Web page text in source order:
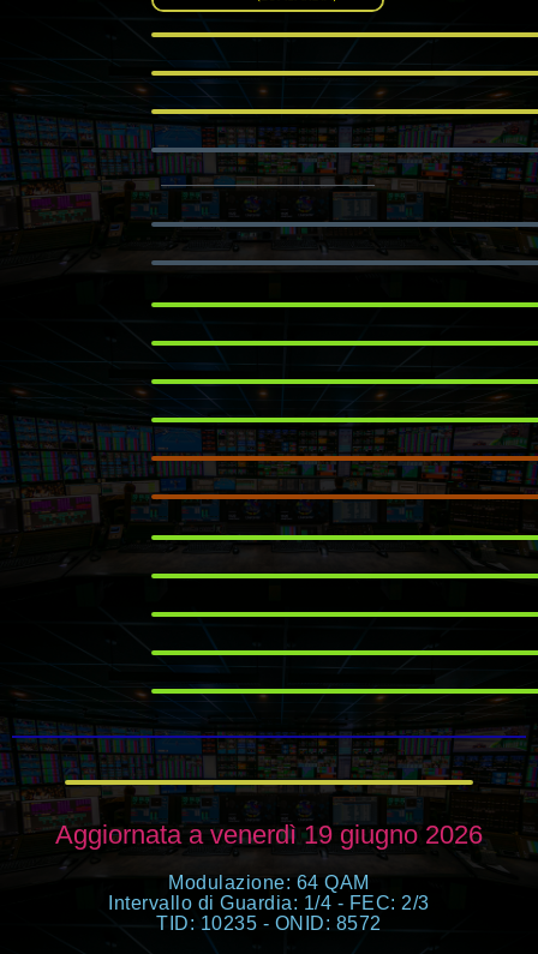
Aggiornata a venerdì 19 giugno 2026
Modulazione: 64 QAM
Intervallo di Guardia: 1/4 - FEC: 2/3
TID: 10235 - ONID: 8572